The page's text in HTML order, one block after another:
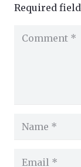
Required